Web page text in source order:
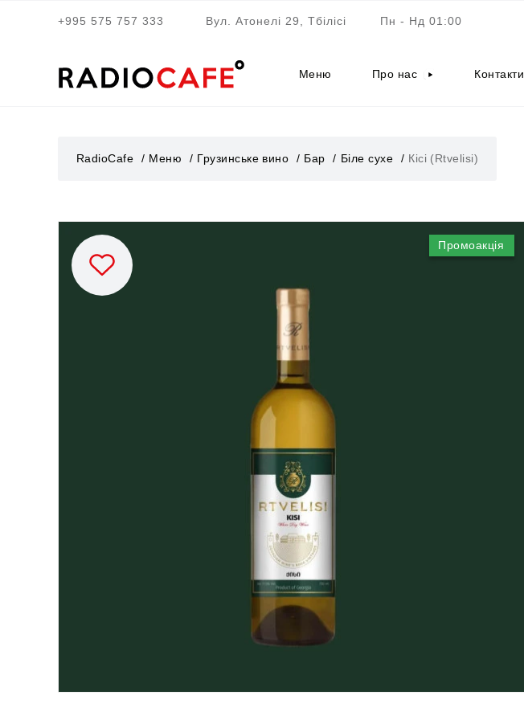
+995 575 757 333 Вул. Атонелі 29, Тбілісі Пн - Нд 01:00
Меню Про нас Контакти
RadioCafe Меню Грузинське вино Бар Біле сухе Кісі (Rtvelisi)
Промоакція